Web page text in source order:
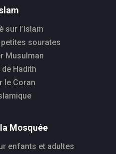
sur l’Islam
sourates
Musulman
Hadith
le Coran
Mosquée
enfants et adultes